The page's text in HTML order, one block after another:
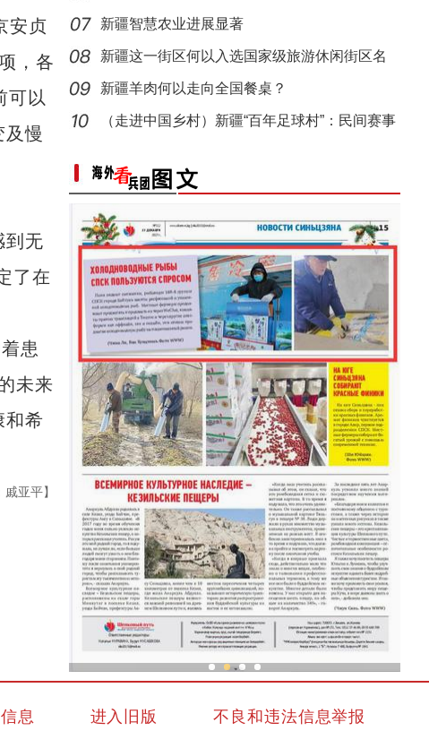
安贞
，各
可以
慢
到无
了在
患
未来
和希
戚亚平】
【与你为邻】兰兰：丝绸之路上的物流“摆渡
新疆智慧农业进展显著
新疆这一街区何以入选国家级旅游休闲街区名
单？
新疆羊肉何以走向全国餐桌？
（走进中国乡村）新疆“百年足球村”：民间赛事
息 进入旧版 不良和违法信息举报